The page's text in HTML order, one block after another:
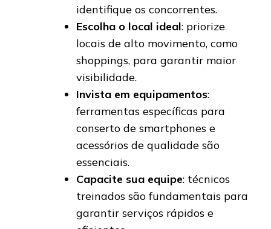
identifique os concorrentes.
Escolha o local ideal: priorize
locais de alto movimento, como
shoppings, para garantir maior
visibilidade.
Invista em equipamentos:
ferramentas específicas para
conserto de smartphones e
acessórios de qualidade são
essenciais.
Capacite sua equipe: técnicos
treinados são fundamentais para
garantir serviços rápidos e